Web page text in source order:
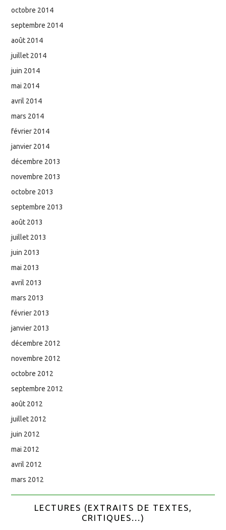
octobre 2014
septembre 2014
août 2014
juillet 2014
juin 2014
mai 2014
avril 2014
mars 2014
février 2014
janvier 2014
décembre 2013
novembre 2013
octobre 2013
septembre 2013
août 2013
juillet 2013
juin 2013
mai 2013
avril 2013
mars 2013
février 2013
janvier 2013
décembre 2012
novembre 2012
octobre 2012
septembre 2012
août 2012
juillet 2012
juin 2012
mai 2012
avril 2012
mars 2012
LECTURES (EXTRAITS DE TEXTES,
CRITIQUES...)